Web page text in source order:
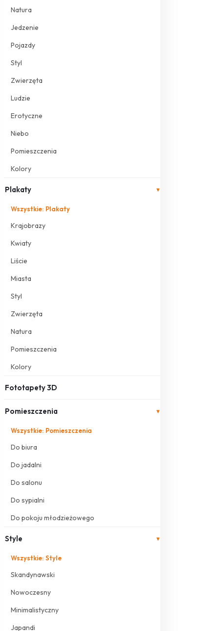
Natura
Jedzenie
Pojazdy
Styl
Zwierzęta
Ludzie
Erotyczne
Niebo
Pomieszczenia
Kolory
Plakaty ▾
Wszystkie: Plakaty
Krajobrazy
Kwiaty
Liście
Miasta
Styl
Zwierzęta
Natura
Pomieszczenia
Kolory
Fototapety 3D
Pomieszczenia ▾
Wszystkie: Pomieszczenia
Do biura
Do jadalni
Do salonu
Do sypialni
Do pokoju młodzieżowego
Style ▾
Wszystkie: Style
Skandynawski
Nowoczesny
Minimalistyczny
Japandi